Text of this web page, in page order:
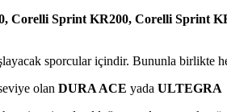
Corelli Sprint KR200, Corelli Sprint
sporcular içindir. Bununla birlikte
olan DURA ACE yada ULTEGRA